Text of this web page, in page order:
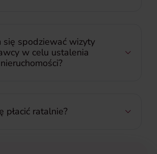
się spodziewać wizyty
w celu ustalenia
płacić ratalnie?